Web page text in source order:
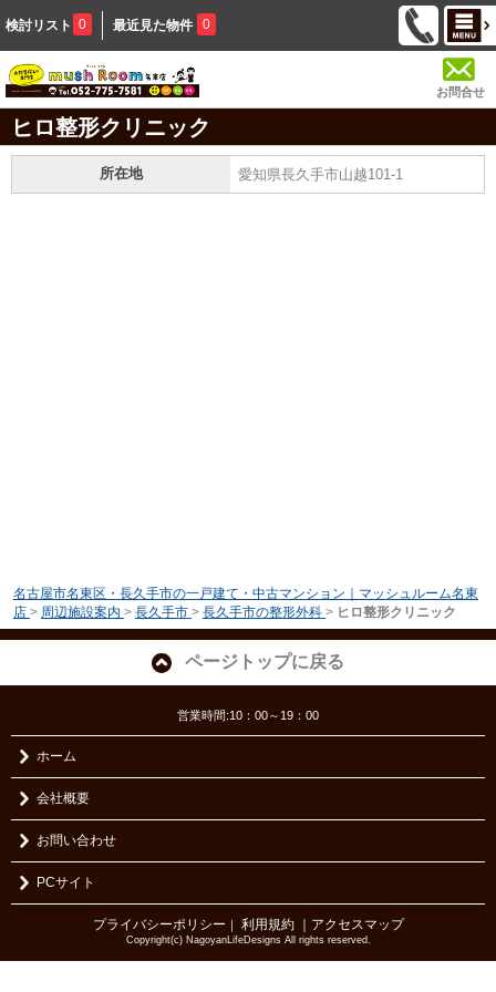
検討リスト 0 最近見た物件 0
お問合せ
ヒロ整形クリニック
所在地 愛知県長久手市山越101-1
名古屋市名東区・長久手市の一戸建て・中古マンション｜マッシュルーム名東
店 > 周辺施設案内 > 長久手市 > 長久手市の整形外科 > ヒロ整形クリニック
ページトップに戻る
営業時間:10：00～19：00
ホーム
会社概要
お問い合わせ
PCサイト
プライバシーポリシー ｜ 利用規約 ｜アクセスマップ
Copyright(c) NagoyanLifeDesigns All rights reserved.